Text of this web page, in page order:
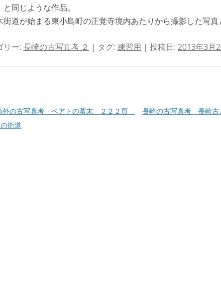
と同じような作品。
街道が始まる東小島町の正覚寺境内あたりから撮影した写真
リー: 長崎の古写真考 ２ | タグ: 練習用 | 投稿日: 2013年3月
外の古写真考 ベアトの幕末 ２２２頁
街道
長崎の古写真考 長崎